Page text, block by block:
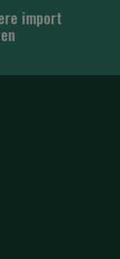
import